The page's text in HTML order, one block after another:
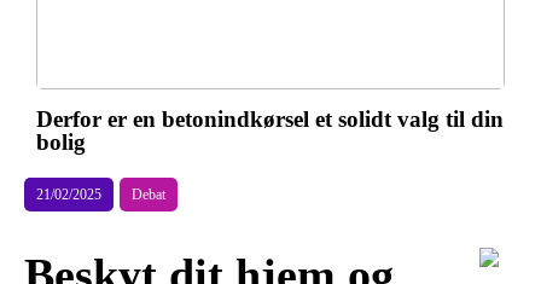
Derfor er en betonindkørsel et solidt valg til din
bolig
21/02/2025 Debat